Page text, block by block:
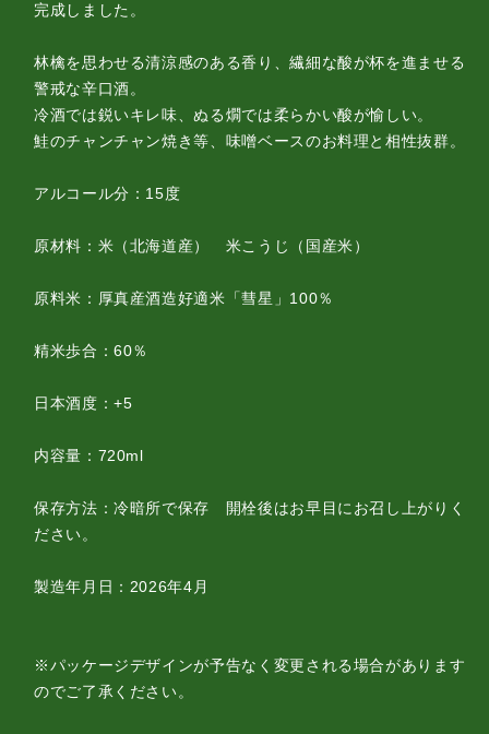
完成しました。
林檎を思わせる清涼感のある香り、繊細な酸が杯を進ませる
警戒な辛口酒。
冷酒では鋭いキレ味、ぬる燗では柔らかい酸が愉しい。
鮭のチャンチャン焼き等、味噌ベースのお料理と相性抜群。
アルコール分：15度
原材料：米（北海道産） 米こうじ（国産米）
原料米：厚真産酒造好適米「彗星」100％
精米歩合：60％
日本酒度：+5
内容量：720ml
保存方法：冷暗所で保存 開栓後はお早目にお召し上がりく
ださい。
製造年月日：2026年4月
※パッケージデザインが予告なく変更される場合があります
のでご了承ください。